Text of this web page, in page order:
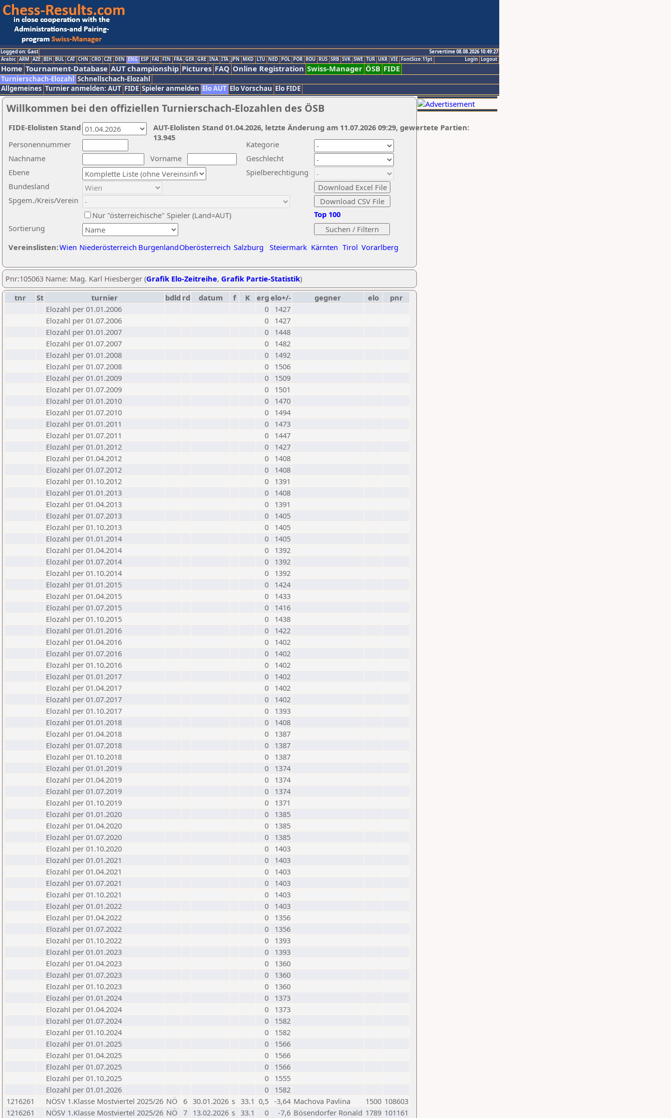
Logged on: Gast
Servertime 08.08.2026 10:49:27
Logout
Login
Arabic ARM AZE BIH BUL CAT CHN CRO CZE DEN ENG ESP FAI FIN FRA GER GRE INA ITA JPN MKD LTU NED POL POR ROU RUS SRB SVK SWE TUR UKR VIE FontSize:11pt
Home Tournament-Database AUT championship Pictures FAQ Online Registration Swiss-Manager ÖSB FIDE
Turnierschach-Elozahl Schnellschach-Elozahl
Allgemeines Turnier anmelden: AUT FIDE Spieler anmelden Elo AUT Elo Vorschau Elo FIDE
Willkommen bei den offiziellen Turnierschach-Elozahlen des ÖSB
Nachname
Vorname
Ebene
Kategorie
Sortierung
Personennummer
Bundesland
Spgem./Kreis/Verein
Geschlecht
Nur "österreichische" Spieler (Land=AUT)
Spielberechtigung
Vereinslisten:Wien Niederösterreich BurgenlandOberösterreich Salzburg Steiermark Kärnten Tirol Vorarlberg
Top 100
AUT-Elolisten Stand 01.04.2026, letzte Änderung am 11.07.2026 09:29, gewertete Partien:
13.945
FIDE-Elolisten Stand
Pnr:105063 Name: Mag. Karl Hiesberger (Grafik Elo-Zeitreihe, Grafik Partie-Statistik)
tnr
St turnier bdld rd datum f K erg elo+/- gegner elo
pnr
Elozahl per 01.01.2006
0
1427
Elozahl per 01.07.2006
0
1427
Elozahl per 01.01.2007
0
1448
Elozahl per 01.07.2007
0
1482
Elozahl per 01.01.2008
0
1492
Elozahl per 01.07.2008
0
1506
Elozahl per 01.01.2009
0
1509
Elozahl per 01.07.2009
0
1501
Elozahl per 01.01.2010
0
1470
Elozahl per 01.07.2010
0
1494
Elozahl per 01.01.2011
0
1473
Elozahl per 01.07.2011
0
1447
Elozahl per 01.01.2012
0
1427
Elozahl per 01.04.2012
0
1408
Elozahl per 01.07.2012
0
1408
Elozahl per 01.10.2012
0
1391
Elozahl per 01.01.2013
0
1408
Elozahl per 01.04.2013
0
1391
Elozahl per 01.07.2013
0
1405
Elozahl per 01.10.2013
0
1405
Elozahl per 01.01.2014
0
1405
Elozahl per 01.04.2014
0
1392
Elozahl per 01.07.2014
0
1392
Elozahl per 01.10.2014
0
1392
Elozahl per 01.01.2015
0
1424
Elozahl per 01.04.2015
0
1433
Elozahl per 01.07.2015
0
1416
Elozahl per 01.10.2015
0
1438
Elozahl per 01.01.2016
0
1422
Elozahl per 01.04.2016
0
1402
Elozahl per 01.07.2016
0
1402
Elozahl per 01.10.2016
0
1402
Elozahl per 01.01.2017
0
1402
Elozahl per 01.04.2017
0
1402
Elozahl per 01.07.2017
0
1402
Elozahl per 01.10.2017
0
1393
Elozahl per 01.01.2018
0
1408
Elozahl per 01.04.2018
0
1387
Elozahl per 01.07.2018
0
1387
Elozahl per 01.10.2018
0
1387
Elozahl per 01.01.2019
0
1374
Elozahl per 01.04.2019
0
1374
Elozahl per 01.07.2019
0
1374
Elozahl per 01.10.2019
0
1371
Elozahl per 01.01.2020
0
1385
Elozahl per 01.04.2020
0
1385
Elozahl per 01.07.2020
0
1385
Elozahl per 01.10.2020
0
1403
Elozahl per 01.01.2021
0
1403
Elozahl per 01.04.2021
0
1403
Elozahl per 01.07.2021
0
1403
Elozahl per 01.10.2021
0
1403
Elozahl per 01.01.2022
0
1403
Elozahl per 01.04.2022
0
1356
Elozahl per 01.07.2022
0
1356
Elozahl per 01.10.2022
0
1393
Elozahl per 01.01.2023
0
1393
Elozahl per 01.04.2023
0
1360
Elozahl per 01.07.2023
0
1360
Elozahl per 01.10.2023
0
1360
Elozahl per 01.01.2024
0
1373
Elozahl per 01.04.2024
0
1373
Elozahl per 01.07.2024
0
1582
Elozahl per 01.10.2024
0
1582
Elozahl per 01.01.2025
0
1566
Elozahl per 01.04.2025
0
1566
Elozahl per 01.07.2025
0
1566
Elozahl per 01.10.2025
0
1555
Elozahl per 01.01.2026
0
1582
1216261
NÖSV 1.Klasse Mostviertel 2025/26 NÖ 6 30.01.2026 s 33.1 0,5 -3,64 Machova Pavlina 1500 108603
1216261
NÖSV 1.Klasse Mostviertel 2025/26 NÖ 7 13.02.2026 s 33.1 0 -7,6 Bösendorfer Ronald 1789 101161